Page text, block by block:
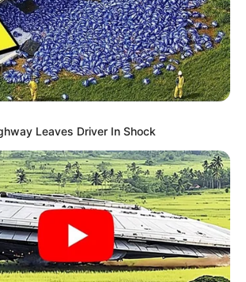
Egmontza udostępnienie
Leaves Driver In Shock